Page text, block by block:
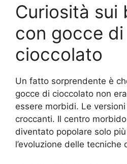
Curiosità sui
con gocce di
cioccolato
Un fatto sorprendente è
gocce di cioccolato non
essere morbidi. Le
croccanti. Il centro
diventato popolare solo
l’evoluzione delle tecniche